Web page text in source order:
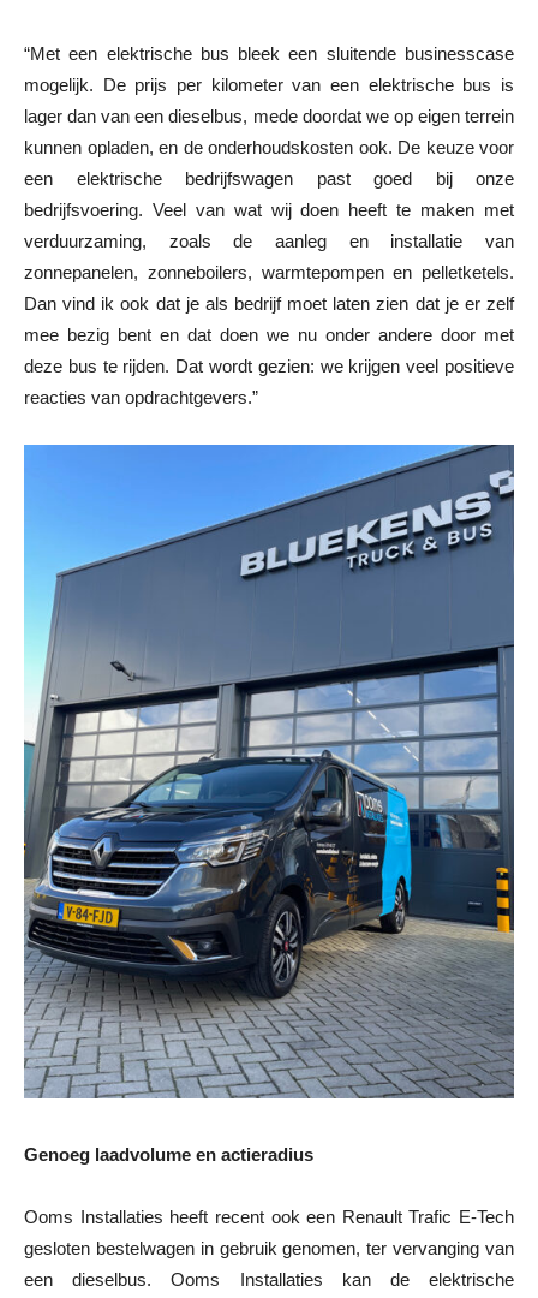
“Met een elektrische bus bleek een sluitende businesscase
mogelijk. De prijs per kilometer van een elektrische bus is
lager dan van een dieselbus, mede doordat we op eigen terrein
kunnen opladen, en de onderhoudskosten ook. De keuze voor
een elektrische bedrijfswagen past goed bij onze
bedrijfsvoering. Veel van wat wij doen heeft te maken met
verduurzaming, zoals de aanleg en installatie van
zonnepanelen, zonneboilers, warmtepompen en pelletketels.
Dan vind ik ook dat je als bedrijf moet laten zien dat je er zelf
mee bezig bent en dat doen we nu onder andere door met
deze bus te rijden. Dat wordt gezien: we krijgen veel positieve
reacties van opdrachtgevers.”
Genoeg laadvolume en actieradius
Ooms Installaties heeft recent ook een Renault Trafic E-Tech
gesloten bestelwagen in gebruik genomen, ter vervanging van
een dieselbus. Ooms Installaties kan de elektrische